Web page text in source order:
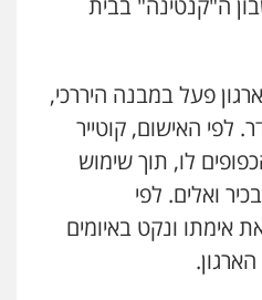
ה"קנטינה" בבית
פעל במבנה היררכי,
לפי האישום, קוטייר
לו, תוך שימוש
ואלים. לפי
אימתו ונקט באיומים